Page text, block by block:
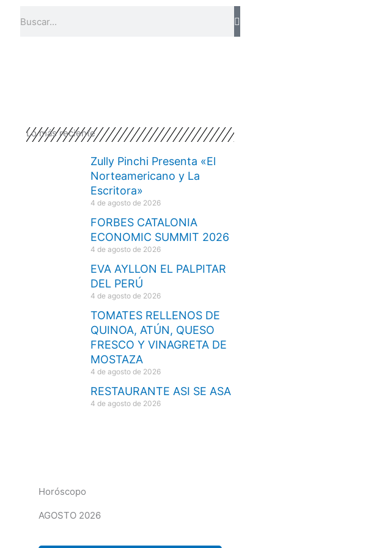
Lo más reciente
Zully Pinchi Presenta «El
Norteamericano y La
Escritora»
4 de agosto de 2026
FORBES CATALONIA
ECONOMIC SUMMIT 2026
4 de agosto de 2026
EVA AYLLON EL PALPITAR
DEL PERÚ
4 de agosto de 2026
TOMATES RELLENOS DE
QUINOA, ATÚN, QUESO
FRESCO Y VINAGRETA DE
MOSTAZA
4 de agosto de 2026
RESTAURANTE ASI SE ASA
4 de agosto de 2026
Horóscopo
AGOSTO 2026